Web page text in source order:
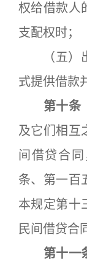
权给借款人
支配权时；
（五）出
式提供借款
第十条
及它们相互
间借贷合
条、第一百
本规定第十
民间借贷合
第十一